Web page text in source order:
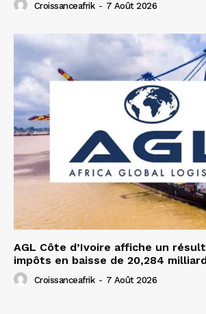
Croissanceafrik - 7 Août 2026
AGL Côte d’Ivoire affiche un
impôts en baisse de 20,284
Croissanceafrik - 7 Août 2026